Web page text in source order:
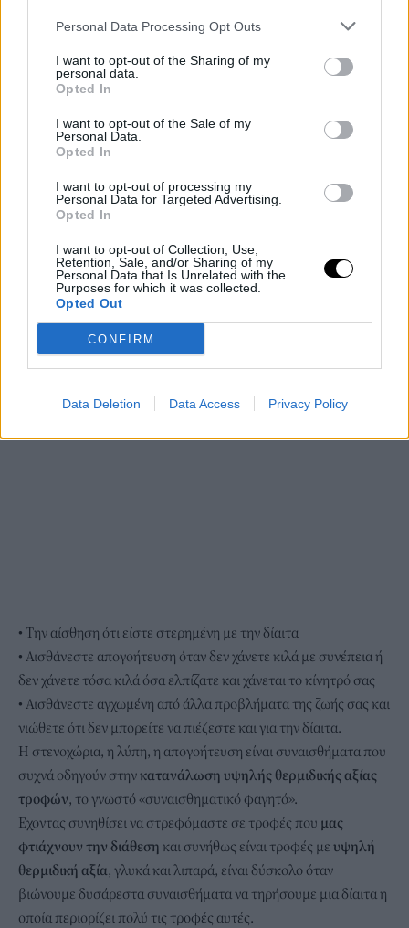
Personal Data Processing Opt Outs
I want to opt-out of the Sharing of my
personal data.
Opted In
I want to opt-out of the Sale of my
Personal Data.
Opted In
I want to opt-out of processing my
Personal Data for Targeted Advertising.
Opted In
I want to opt-out of Collection, Use,
Retention, Sale, and/or Sharing of my
Personal Data that Is Unrelated with the
Purposes for which it was collected.
Opted Out
CONFIRM
Data Deletion Data Access Privacy Policy
Για να χάσετε κιλά με επιτυχία και να τα κρατήσετε, χρειάζεστε
να λύσετε κάποια ψυχολογικά προβλήματα όπως:
• Την αίσθηση ότι είστε στερημένη με την δίαιτα
• Αισθάνεστε απογοήτευση όταν δεν χάνετε κιλά με συνέπεια ή
δεν χάνετε τόσα κιλά όσα ελπίζατε και χάνεται το κίνητρό σας
• Αισθάνεστε αγχωμένη από άλλα προβλήματα της ζωής σας και
νιώθετε ότι δεν μπορείτε να πιέζεστε και για την δίαιτα.
Η στενοχώρια, η λύπη, η απογοήτευση είναι συναισθήματα που
συχνά οδηγούν στηνκατανάλωση υψηλής θερμιδικής αξίας
τροφών, το γνωστό «συναισθηματικό φαγητό».
Εχοντας συνηθίσει να στρεφόμαστε σε τροφές που μας
φτιάχνουν την διάθεση και συνήθως είναι τροφές με υψηλή
θερμιδική αξία, γλυκά και λιπαρά, είναι δύσκολο όταν
βιώνουμε δυσάρεστα συναισθήματα να τηρήσουμε μια δίαιτα η
οποία περιορίζει πολύ τις τροφές αυτές.